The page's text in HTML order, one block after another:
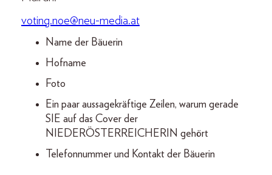
voting.noe@neu-media.at
Name der Bäuerin
Hofname
Foto
Ein paar aussagekräftige Zeilen, warum gerade
SIE auf das Cover der
NIEDERÖSTERREICHERIN gehört
Telefonnummer und Kontakt der Bäuerin